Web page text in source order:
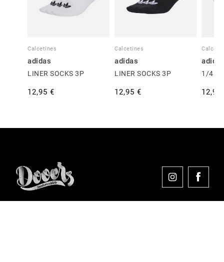
Calcetines
adidas
LINER SOCKS 3P
12,95 €
Calcetines
adidas
LINER SOCKS 3P
12,95 €
1/4
12,95